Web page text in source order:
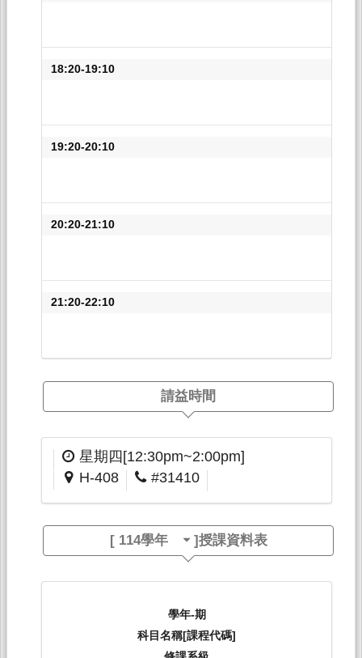
18:20-19:10
19:20-20:10
20:20-21:10
21:20-22:10
請益時間
星期四[12:30pm~2:00pm]
H-408
#31410
[ 114學年 ]授課資料表
學年-期
科目名稱[課程代碼]